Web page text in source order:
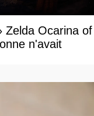
Zelda Ocarina of
n'avait